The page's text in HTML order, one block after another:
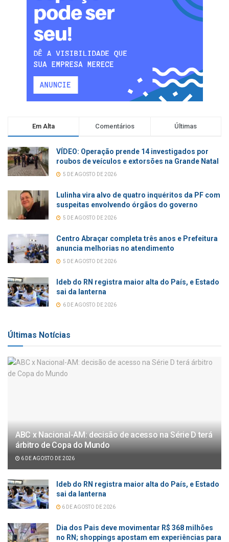
Em Alta Comentários Últimas
VÍDEO: Operação prende 14 investigados por
roubos de veículos e extorsões na Grande Natal
5 DE AGOSTO DE 2026
Lulinha vira alvo de quatro inquéritos da PF com
suspeitas envolvendo órgãos do governo
5 DE AGOSTO DE 2026
Centro Abraçar completa três anos e Prefeitura
anuncia melhorias no atendimento
5 DE AGOSTO DE 2026
Ideb do RN registra maior alta do País, e Estado
sai da lanterna
6 DE AGOSTO DE 2026
Últimas Notícias
ABC x Nacional-AM: decisão de acesso na Série D terá
árbitro de Copa do Mundo
6 DE AGOSTO DE 2026
Ideb do RN registra maior alta do País, e Estado
sai da lanterna
6 DE AGOSTO DE 2026
Dia dos Pais deve movimentar R$ 368 milhões
no RN; shoppings apostam em experiências para